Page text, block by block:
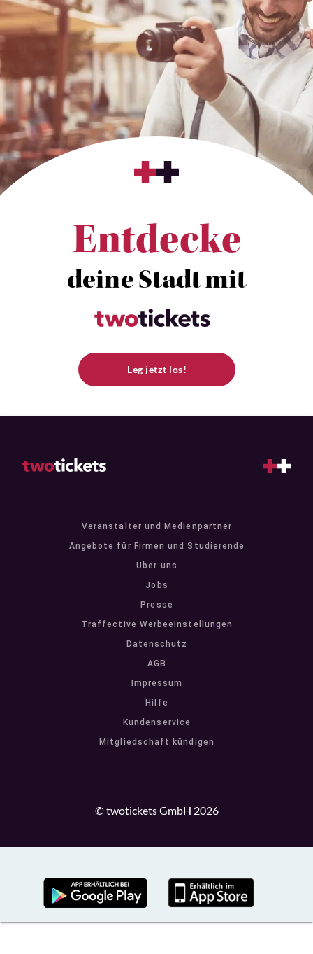
Entdecke
deine Stadt mit
Leg jetzt los!
Veranstalter und Medienpartner
Angebote für Firmen und Studierende
Über uns
Jobs
Presse
Traffective Werbeeinstellungen
Datenschutz
AGB
Impressum
Hilfe
Kundenservice
Mitgliedschaft kündigen
© twotickets GmbH 2026